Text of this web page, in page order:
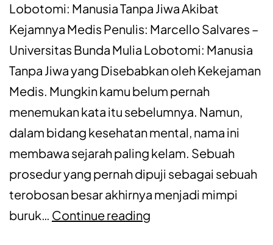
Lobotomi: Manusia Tanpa Jiwa Akibat
Kejamnya Medis Penulis: Marcello Salvares –
Universitas Bunda Mulia Lobotomi: Manusia
Tanpa Jiwa yang Disebabkan oleh Kekejaman
Medis. Mungkin kamu belum pernah
menemukan kata itu sebelumnya. Namun,
dalam bidang kesehatan mental, nama ini
membawa sejarah paling kelam. Sebuah
prosedur yang pernah dipuji sebagai sebuah
terobosan besar akhirnya menjadi mimpi
buruk… Continue reading